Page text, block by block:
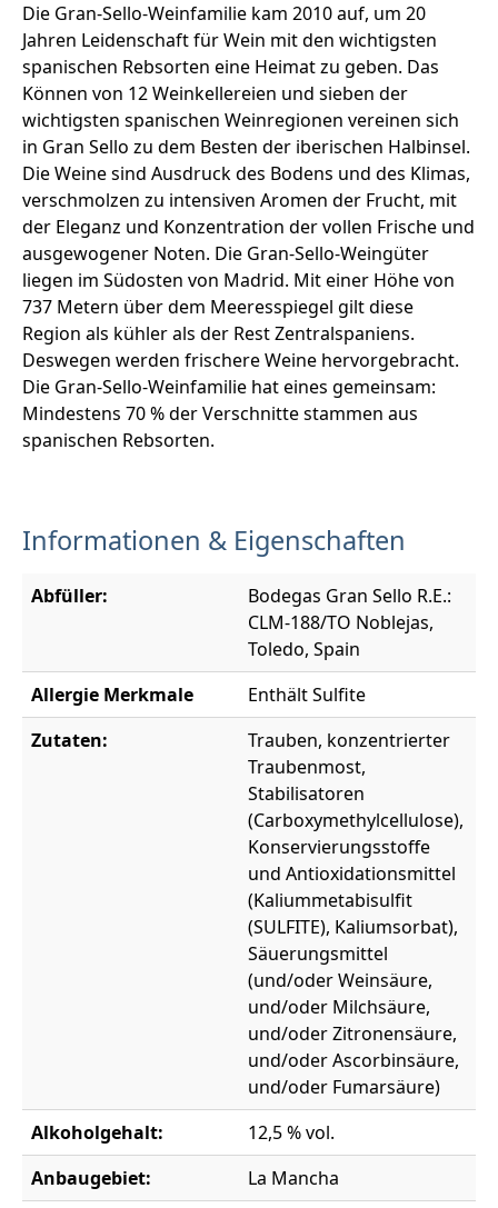
Die Gran-Sello-Weinfamilie kam 2010 auf, um 20
Jahren Leidenschaft für Wein mit den wichtigsten
spanischen Rebsorten eine Heimat zu geben. Das
Können von 12 Weinkellereien und sieben der
wichtigsten spanischen Weinregionen vereinen sich
in Gran Sello zu dem Besten der iberischen Halbinsel.
Die Weine sind Ausdruck des Bodens und des Klimas,
verschmolzen zu intensiven Aromen der Frucht, mit
der Eleganz und Konzentration der vollen Frische und
ausgewogener Noten. Die Gran-Sello-Weingüter
liegen im Südosten von Madrid. Mit einer Höhe von
737 Metern über dem Meeresspiegel gilt diese
Region als kühler als der Rest Zentralspaniens.
Deswegen werden frischere Weine hervorgebracht.
Die Gran-Sello-Weinfamilie hat eines gemeinsam:
Mindestens 70 % der Verschnitte stammen aus
spanischen Rebsorten.
Informationen & Eigenschaften
Abfüller:
Bodegas Gran Sello R.E.:
CLM-188/TO Noblejas,
Toledo, Spain
Allergie Merkmale
Enthält Sulfite
Zutaten:
Trauben, konzentrierter
Traubenmost,
Stabilisatoren
(Carboxymethylcellulose),
Konservierungsstoffe
und Antioxidationsmittel
(Kaliummetabisulfit
(SULFITE), Kaliumsorbat),
Säuerungsmittel
(und/oder Weinsäure,
und/oder Milchsäure,
und/oder Zitronensäure,
und/oder Ascorbinsäure,
und/oder Fumarsäure)
Alkoholgehalt:
12,5 % vol.
Anbaugebiet:
La Mancha